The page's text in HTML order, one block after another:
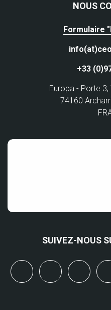
NOUS
Formulaire
+33
Europa - Porte 3,
74160
SUIVEZ-NOUS
linkedinyoutube